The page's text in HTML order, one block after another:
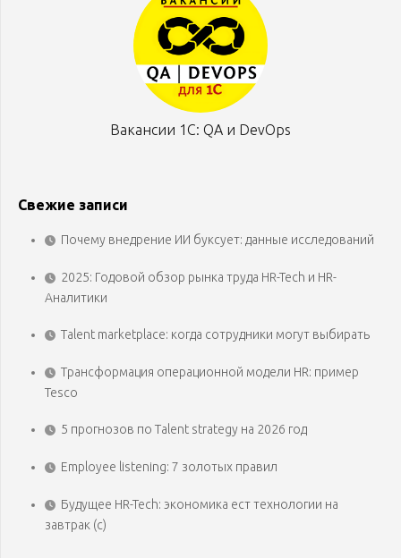
Вакансии 1С: QA и DevOps
Свежие записи
Почему внедрение ИИ буксует: данные исследований
2025: Годовой обзор рынка труда HR-Tech и HR-
Аналитики
Talent marketplace: когда сотрудники могут выбирать
Трансформация операционной модели HR: пример
Tesco
5 прогнозов по Talent strategy на 2026 год
Employee listening: 7 золотых правил
Будущее HR-Tech: экономика ест технологии на
завтрак (с)